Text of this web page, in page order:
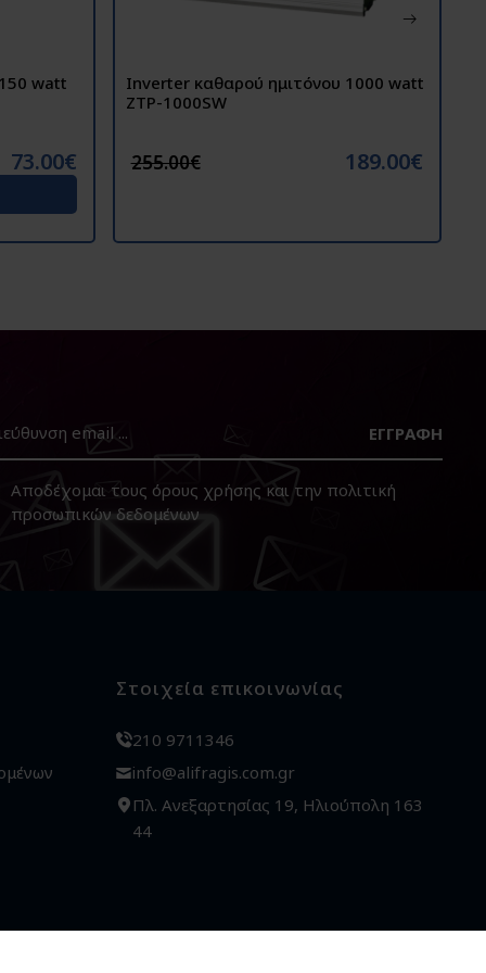
watt
73.00€
Inverter καθαρού ημιτόνου 1000 watt
ZTP-1000SW
255.00€ 189.00€
ΕΓΓΡΑΦΉ
Αποδέχομαι τους όρους χρήσης και την πολιτική
προσωπικών δεδομένων
Στοιχεία επικοινωνίας
210 9711346
info@alifragis.com.gr
Πλ. Ανεξαρτησίας 19, Ηλιούπολη 163
44